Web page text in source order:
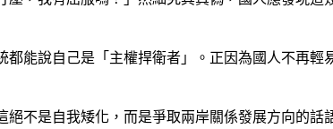
都能說自己是「主權捍衛者」。正因為國人不再
不是自我矮化，而是爭取兩岸關係發展方向的話